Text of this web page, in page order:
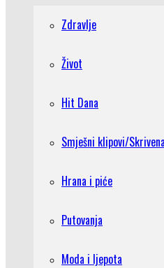
Zdravlje
Život
Hit Dana
Smješni klipovi/
Hrana i piće
Putovanja
Moda i ljepota